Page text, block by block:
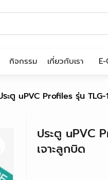
กิจกรรม เกี่ยวกับเรา
ะตู uPVC Profiles รุ่น TLG-
ประตู uPVC
เจาะลูกบิด